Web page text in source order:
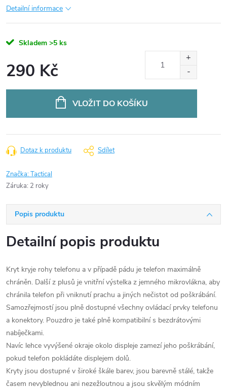
Detailní informace
Skladem >5 ks
290 Kč
VLOŽIT DO KOŠÍKU
Dotaz k produktu Sdílet
Značka:Tactical
Záruka: 2 roky
Popis produktu
Detailní popis produktu
Kryt kryje rohy telefonu a v případě pádu je telefon maximálně
chráněn. Další z plusů je vnitřní výstelka z jemného mikrovlákna, aby
chránila telefon při vniknutí prachu a jiných nečistot od poškrábání.
Samozřejmostí jsou plně dostupné všechny ovládací prvky telefonu
a konektory. Pouzdro je také plně kompatibilní s bezdrátovými
nabíječkami.
Navíc lehce vyvýšené okraje okolo displeje zamezí jeho poškrábání,
pokud telefon pokládáte displejem dolů.
Kryty jsou dostupné v široké škále barev, jsou barevně stálé, takže
časem nevyblednou ani nezežloutnou a jsou skvělým módním